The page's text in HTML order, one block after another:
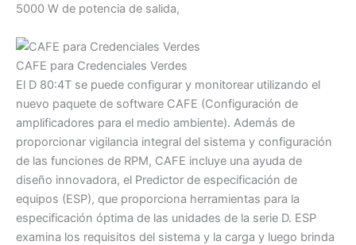
5000 W de potencia de salida,
CAFE para Credenciales Verdes
El D 80:4T se puede configurar y monitorear utilizando el
nuevo paquete de software CAFE (Configuración de
amplificadores para el medio ambiente). Además de
proporcionar vigilancia integral del sistema y configuración
de las funciones de RPM, CAFE incluye una ayuda de
diseño innovadora, el Predictor de especificación de
equipos (ESP), que proporciona herramientas para la
especificación óptima de las unidades de la serie D. ESP
examina los requisitos del sistema y la carga y luego brinda